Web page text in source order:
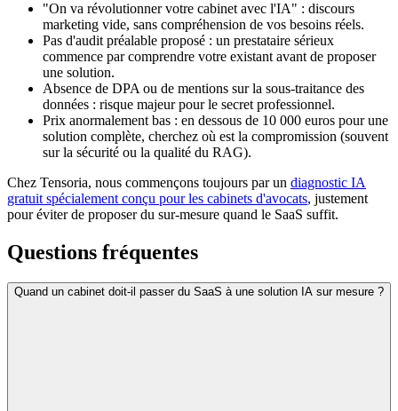
"On va révolutionner votre cabinet avec l'IA" : discours
marketing vide, sans compréhension de vos besoins réels.
Pas d'audit préalable proposé : un prestataire sérieux
commence par comprendre votre existant avant de proposer
une solution.
Absence de DPA ou de mentions sur la sous-traitance des
données : risque majeur pour le secret professionnel.
Prix anormalement bas : en dessous de 10 000 euros pour une
solution complète, cherchez où est la compromission (souvent
sur la sécurité ou la qualité du RAG).
Chez Tensoria, nous commençons toujours par un diagnostic IA
gratuit spécialement conçu pour les cabinets d'avocats, justement
pour éviter de proposer du sur-mesure quand le SaaS suffit.
Questions fréquentes
Quand un cabinet doit-il passer du SaaS à une solution IA sur mesure ?